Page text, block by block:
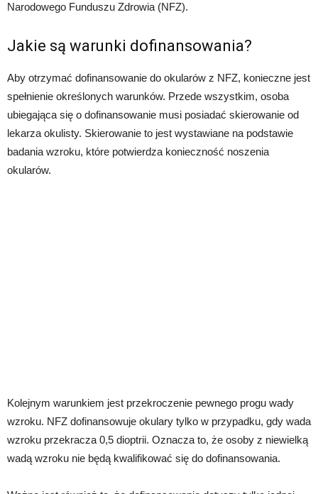
Narodowego Funduszu Zdrowia (NFZ).
Jakie są warunki dofinansowania?
Aby otrzymać dofinansowanie do okularów z NFZ, konieczne jest
spełnienie określonych warunków. Przede wszystkim, osoba
ubiegająca się o dofinansowanie musi posiadać skierowanie od
lekarza okulisty. Skierowanie to jest wystawiane na podstawie
badania wzroku, które potwierdza konieczność noszenia
okularów.
Kolejnym warunkiem jest przekroczenie pewnego progu wady
wzroku. NFZ dofinansowuje okulary tylko w przypadku, gdy wada
wzroku przekracza 0,5 dioptrii. Oznacza to, że osoby z niewielką
wadą wzroku nie będą kwalifikować się do dofinansowania.